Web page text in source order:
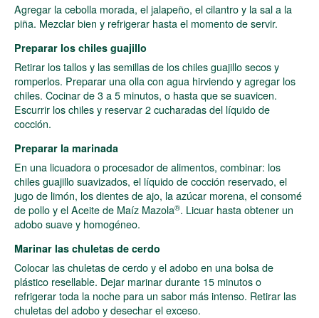
Agregar la cebolla morada, el jalapeño, el cilantro y la sal a la
piña. Mezclar bien y refrigerar hasta el momento de servir.
Preparar los chiles guajillo
Retirar los tallos y las semillas de los chiles guajillo secos y
romperlos. Preparar una olla con agua hirviendo y agregar los
chiles. Cocinar de 3 a 5 minutos, o hasta que se suavicen.
Escurrir los chiles y reservar 2 cucharadas del líquido de
cocción.
Preparar la marinada
En una licuadora o procesador de alimentos, combinar: los
chiles guajillo suavizados, el líquido de cocción reservado, el
jugo de limón, los dientes de ajo, la azúcar morena, el consomé
de pollo y el Aceite de Maíz Mazola®. Licuar hasta obtener un
adobo suave y homogéneo.
Marinar las chuletas de cerdo
Colocar las chuletas de cerdo y el adobo en una bolsa de
plástico resellable. Dejar marinar durante 15 minutos o
refrigerar toda la noche para un sabor más intenso. Retirar las
chuletas del adobo y desechar el exceso.